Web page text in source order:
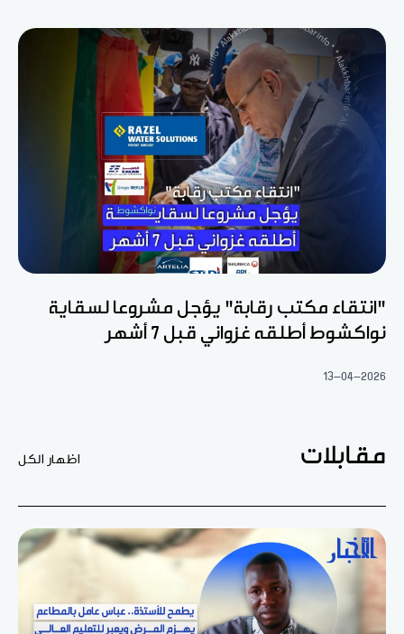
"انتقاء مكتب رقابة" يؤجل مشروعا لسقاية
نواكشوط أطلقه غزواني قبل 7 أشهر
13-04-2026
مقابلات اظهار الكل